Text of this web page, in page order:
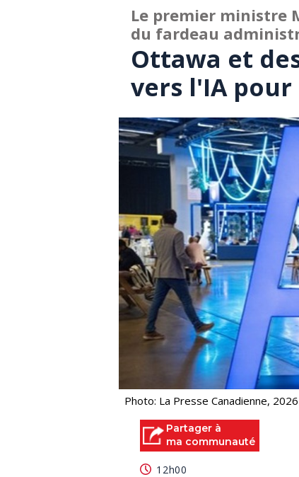
Le premier ministre
du fardeau
Ottawa et
vers l'IA
Photo: La Presse Canadienne, 2026
Partager à
ma communauté
12h00